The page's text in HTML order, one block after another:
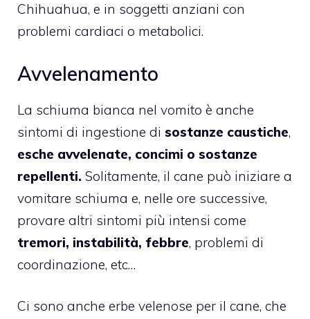
Chihuahua, e in soggetti anziani con
problemi cardiaci o metabolici.
Avvelenamento
La schiuma bianca nel vomito è anche
sintomi di ingestione di sostanze caustiche,
esche avvelenate, concimi o sostanze
repellenti. Solitamente, il cane può iniziare a
vomitare schiuma e, nelle ore successive,
provare altri sintomi più intensi come
tremori, instabilità, febbre, problemi di
coordinazione, etc…
Ci sono anche erbe velenose per il cane, che